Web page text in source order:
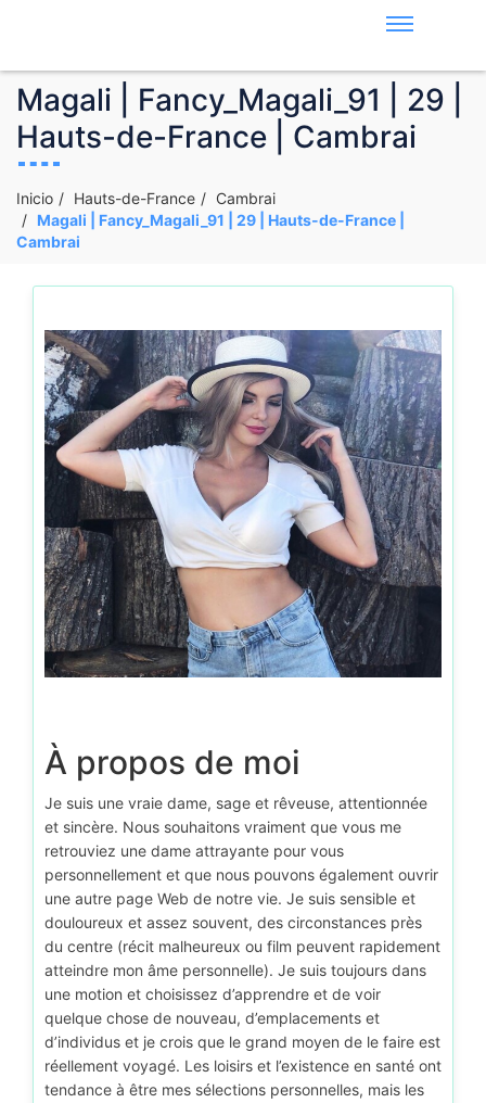
Magali | Fancy_Magali_91 | 29 |
Hauts-de-France | Cambrai
Inicio Hauts-de-France
Cambrai
Magali | Fancy_Magali_91 | 29 | Hauts-de-France |
Cambrai
À propos de moi
Je suis une vraie dame, sage et rêveuse, attentionnée
et sincère. Nous souhaitons vraiment que vous me
retrouviez une dame attrayante pour vous
personnellement et que nous pouvons également ouvrir
une autre page Web de notre vie. Je suis sensible et
douloureux et assez souvent, des circonstances près
du centre (récit malheureux ou film peuvent rapidement
atteindre mon âme personnelle). Je suis toujours dans
une motion et choisissez d’apprendre et de voir
quelque chose de nouveau, d’emplacements et
d’individus et je crois que le grand moyen de le faire est
réellement voyagé. Les loisirs et l’existence en santé ont
tendance à être mes sélections personnelles, mais les